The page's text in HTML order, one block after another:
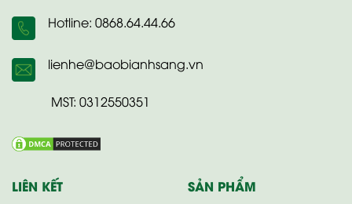
Hotline: 0868.64.44.66
lienhe@baobianhsang.vn
MST: 0312550351
LIÊN KẾT SẢN PHẨM